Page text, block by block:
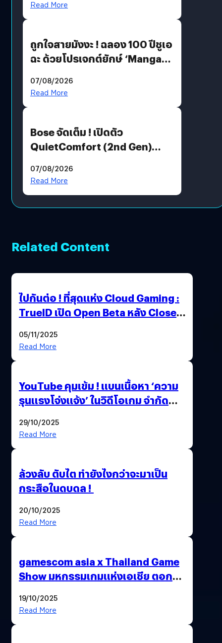
Read More
ถูกใจสายมังงะ ! ฉลอง 100 ปีชูเอ
ฉะ ด้วยโปรเจกต์ยักษ์ ‘Manga
มีภาษาไทยด้วย
07/08/2026
Read More
Bose จัดเต็ม ! เปิดตัว
QuietComfort (2nd Gen)
07/08/2026
Read More
Related Content
ไปกันต่อ ! ที่สุดแห่ง Cloud Gaming :
TrueID เปิด Open Beta หลัง Close
Thailand Game Show 2025 ทะลุ 15
05/11/2025
Read More
YouTube คุมเข้ม ! แบนเนื้อหา ‘ความ
รุนแรงโจ่งแจ้ง’ ในวิดีโอเกม จำกัด
29/10/2025
Read More
ล้วงลับ ตับไต ทำยังไงกว่าจะมาเป็น
กระสือในดบดล !
20/10/2025
Read More
gamescom asia x Thailand Game
Show มหกรรมเกมแห่งเอเชีย ตอกย้ำ
พาณิชย์ร่วมชูความสำเร็จ
19/10/2025
Read More